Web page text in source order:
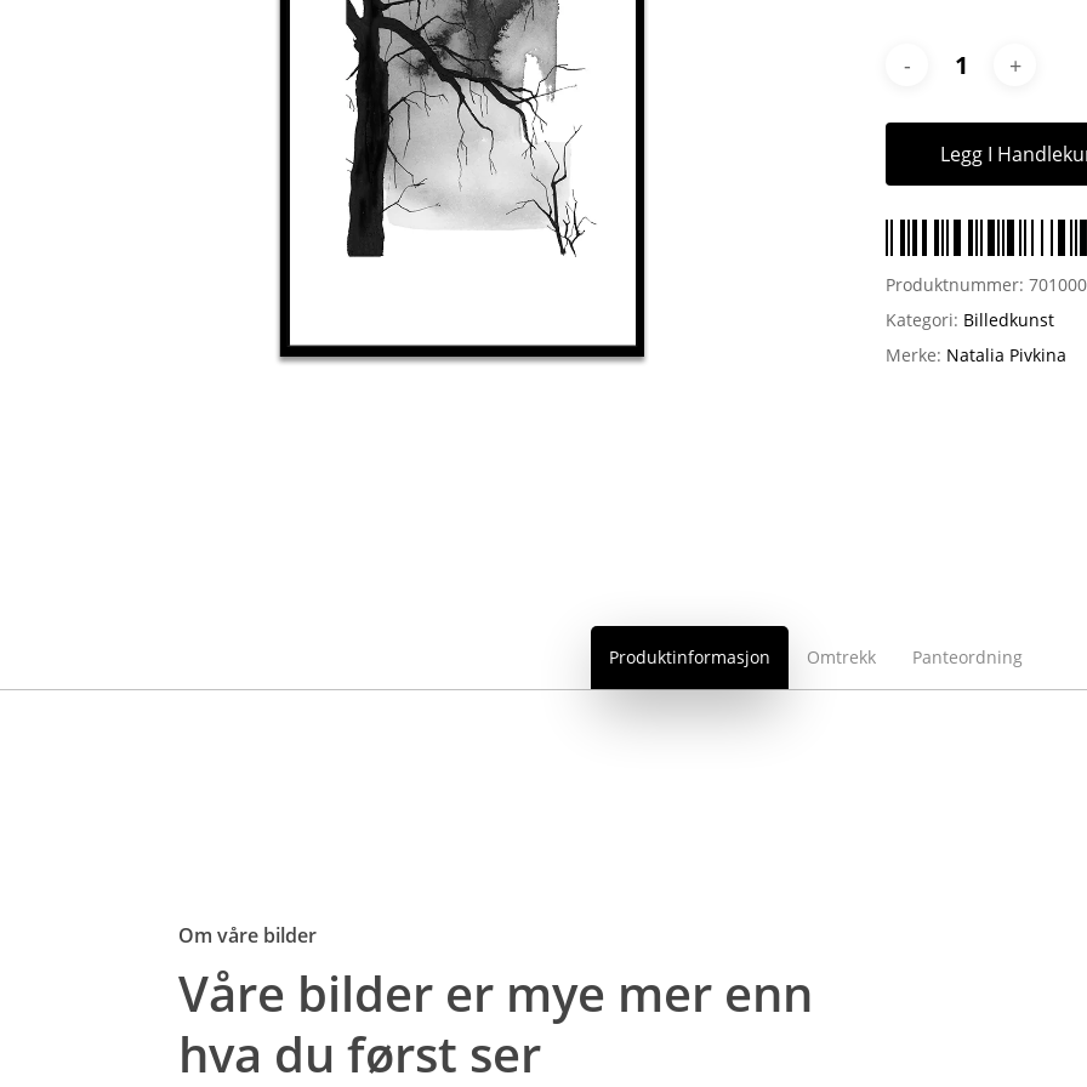
Legg I
Produktnummer:
Kategori: Billedkunst
Merke: Natalia Pivkina
Produktinformasjon Omtrekk Panteordning
Om våre bilder
Våre bilder er mye mer enn
hva du først ser